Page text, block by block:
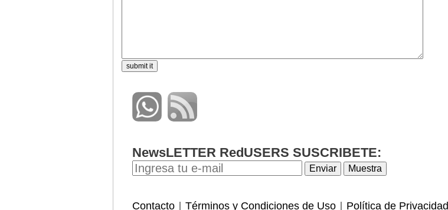
NewsLETTER RedUSERS SUSCRIBETE:
Contacto Términos y Condiciones de Uso Política de Privacidad